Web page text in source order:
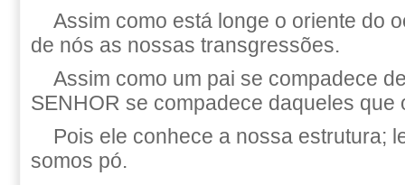
Assim como está longe o oriente do
de nós as nossas transgressões.
Assim como um pai se compadece
SENHOR se compadece daqueles que
Pois ele conhece a nossa estrutura;
somos pó.